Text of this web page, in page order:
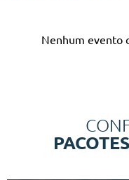
Nenhum evento